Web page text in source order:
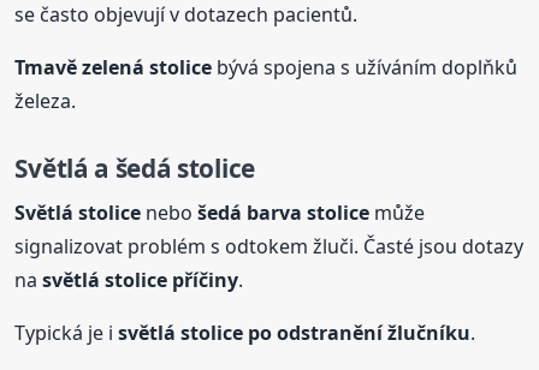
se často objevují v dotazech pacientů.
Tmavě zelenástolice bývá spojena s užíváním doplňků
železa.
Světlá a šedá stolice
Světlástolice nebošedá barvastolice může
signalizovat problém s odtokem žluči. Časté jsou dotazy
nasvětlástolice příčiny.
Typická je isvětlástolice po odstranění žlučníku.